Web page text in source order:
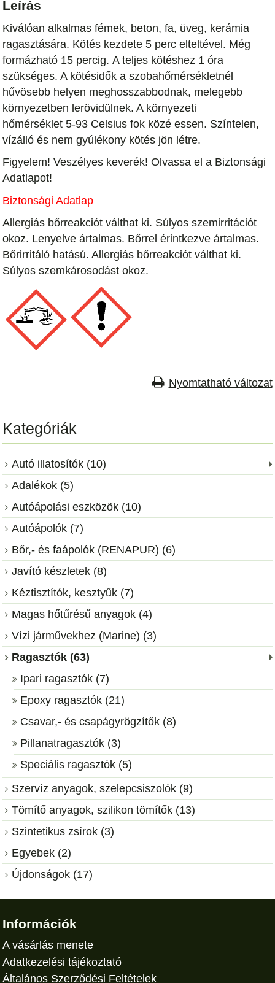
Leírás
Kiválóan alkalmas fémek, beton, fa, üveg, kerámia
ragasztására. Kötés kezdete 5 perc elteltével. Még
formázható 15 percig. A teljes kötéshez 1 óra
szükséges. A kötésidők a szobahőmérsékletnél
hűvösebb helyen meghosszabbodnak, melegebb
környezetben lerövidülnek. A környezeti
hőmérséklet 5-93 Celsius fok közé essen. Színtelen,
vízálló és nem gyúlékony kötés jön létre.
Figyelem! Veszélyes keverék! Olvassa el a Biztonsági
Adatlapot!
Biztonsági Adatlap
Allergiás bőrreakciót válthat ki. Súlyos szemirritációt
okoz. Lenyelve ártalmas. Bőrrel érintkezve ártalmas.
Bőrirritáló hatású. Allergiás bőrreakciót válthat ki.
Súlyos szemkárosodást okoz.
Nyomtatható változat
Kategóriák
Autó illatosítók (10)
Adalékok (5)
Autóápolási eszközök (10)
Autóápolók (7)
Bőr,- és faápolók (RENAPUR) (6)
Javító készletek (8)
Kéztisztítók, kesztyűk (7)
Magas hőtűrésű anyagok (4)
Vízi járművekhez (Marine) (3)
Ragasztók (63)
Ipari ragasztók (7)
Epoxy ragasztók (21)
Csavar,- és csapágyrögzítők (8)
Pillanatragasztók (3)
Speciális ragasztók (5)
Szervíz anyagok, szelepcsiszolók (9)
Tömítő anyagok, szilikon tömítők (13)
Szintetikus zsírok (3)
Egyebek (2)
Újdonságok (17)
Információk
A vásárlás menete
Adatkezelési tájékoztató
Általános Szerződési Feltételek